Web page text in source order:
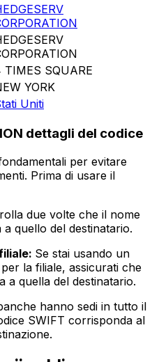
TIMES SQUARE
YORK
Uniti
dettagli del codice
per evitare
Prima di usare il
due volte che il nome
quello del destinatario.
Se stai usando un
la filiale, assicurati che
a quella del destinatario.
hanno sedi in tutto il
SWIFT corrisponda al